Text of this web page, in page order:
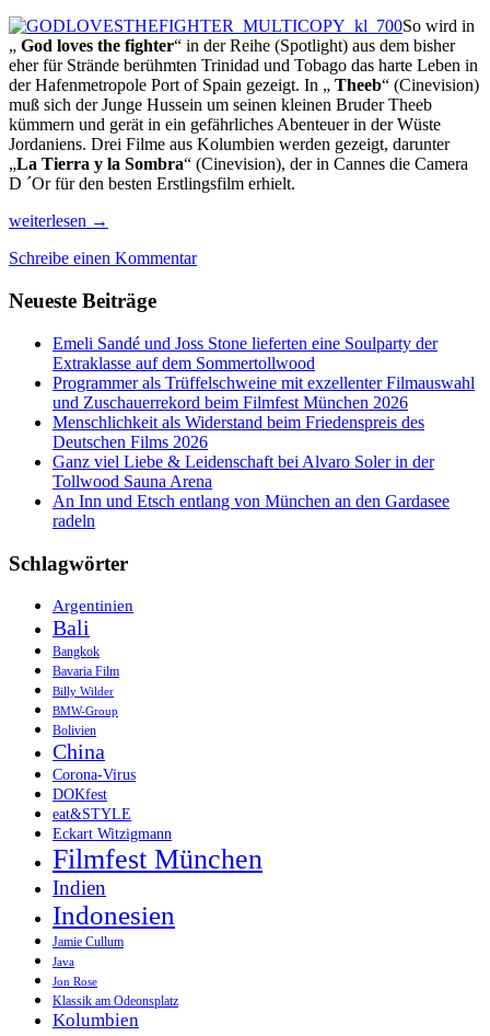
So wird in
„ God loves the fighter“ in der Reihe (Spotlight) aus dem bisher
eher für Strände berühmten Trinidad und Tobago das harte Leben in
der Hafenmetropole Port of Spain gezeigt. In „ Theeb“ (Cinevision)
muß sich der Junge Hussein um seinen kleinen Bruder Theeb
kümmern und gerät in ein gefährliches Abenteuer in der Wüste
Jordaniens. Drei Filme aus Kolumbien werden gezeigt, darunter
„La Tierra y la Sombra“ (Cinevision), der in Cannes die Camera
D ´Or für den besten Erstlingsfilm erhielt.
Entdeckungen
dem
Internationalen
München
weiterlesen →
Schreibe einen Kommentar
Neueste Beiträge
Emeli Sandé und Joss Stone lieferten eine Soulparty der
Extraklasse auf dem Sommertollwood
Programmer als Trüffelschweine mit exzellenter Filmauswahl
und Zuschauerrekord beim Filmfest München 2026
Menschlichkeit als Widerstand beim Friedenspreis des
Deutschen Films 2026
Ganz viel Liebe & Leidenschaft bei Alvaro Soler in der
Tollwood Sauna Arena
An Inn und Etsch entlang von München an den Gardasee
radeln
Schlagwörter
Argentinien
Bali
Bangkok
Bavaria Film
Billy Wilder
BMW-Group
Bolivien
China
Corona-Virus
DOKfest
eat&STYLE
Eckart Witzigmann
Filmfest München
Indien
Indonesien
Jamie Cullum
Java
Jon Rose
Klassik am Odeonsplatz
Kolumbien